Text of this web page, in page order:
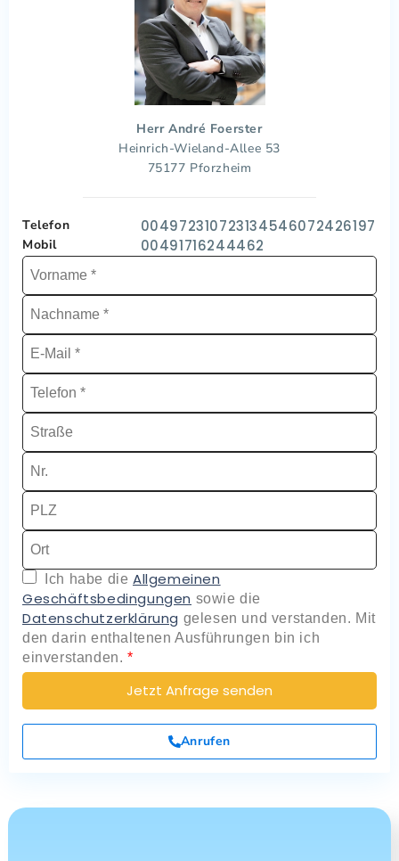
Herr André Foerster
Heinrich-Wieland-Allee 53
75177 Pforzheim
Telefon 004972310723134546072426197
Mobil 00491716244462
Ich habe die Allgemeinen
Geschäftsbedingungen sowie die
Datenschutzerklärung gelesen und verstanden. Mit
den darin enthaltenen Ausführungen bin ich
einverstanden. *
Jetzt Anfrage senden
Anrufen